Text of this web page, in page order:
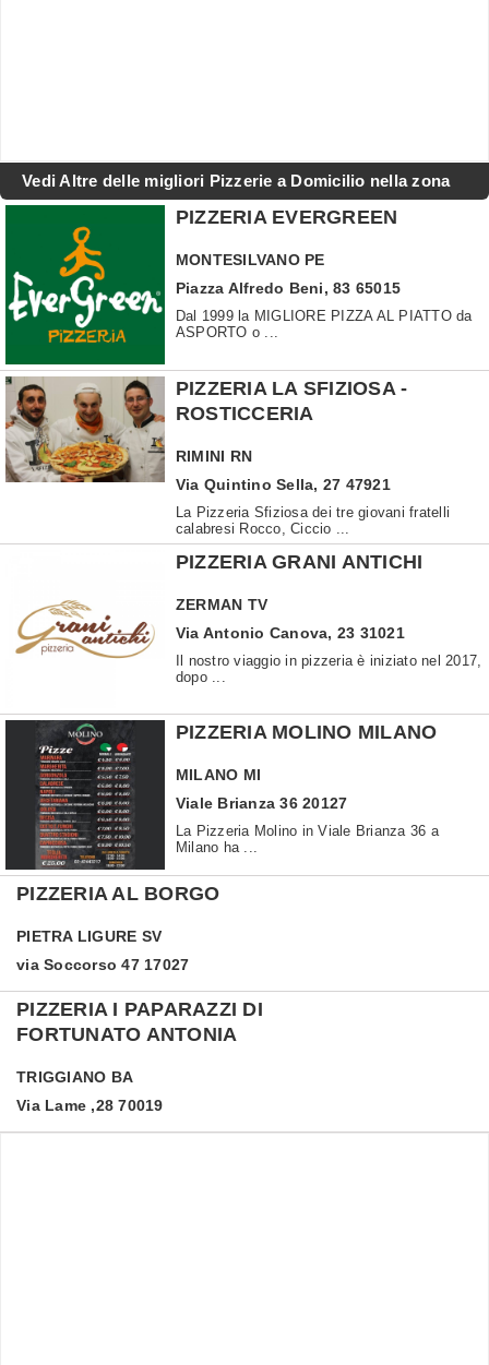
Vedi Altre delle migliori Pizzerie a Domicilio nella zona
PIZZERIA EVERGREEN
MONTESILVANO PE
Piazza Alfredo Beni, 83 65015
Dal 1999 la MIGLIORE PIZZA AL PIATTO da
ASPORTO o ...
PIZZERIA LA SFIZIOSA -
ROSTICCERIA
RIMINI RN
Via Quintino Sella, 27 47921
La Pizzeria Sfiziosa dei tre giovani fratelli
calabresi Rocco, Ciccio ...
PIZZERIA GRANI ANTICHI
ZERMAN TV
Via Antonio Canova, 23 31021
Il nostro viaggio in pizzeria è iniziato nel 2017,
dopo ...
PIZZERIA MOLINO MILANO
MILANO MI
Viale Brianza 36 20127
La Pizzeria Molino in Viale Brianza 36 a
Milano ha ...
PIZZERIA AL BORGO
PIETRA LIGURE SV
via Soccorso 47 17027
PIZZERIA I PAPARAZZI DI
FORTUNATO ANTONIA
TRIGGIANO BA
Via Lame ,28 70019